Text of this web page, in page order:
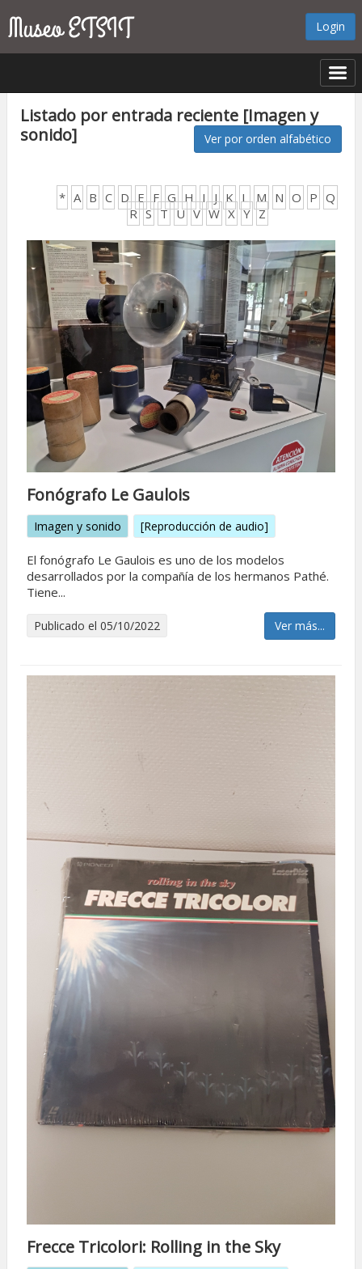
Login
Listado por entrada reciente [Imagen y
sonido]
Ver por orden alfabético
* A B C D E F G H I J K L M N O P Q
R S T U V W X Y Z
Fonógrafo Le Gaulois
Imagen y sonido [Reproducción de audio]
El fonógrafo Le Gaulois es uno de los modelos
desarrollados por la compañía de los hermanos Pathé.
Tiene...
Publicado el 05/10/2022 Ver más...
Frecce Tricolori: Rolling in the Sky